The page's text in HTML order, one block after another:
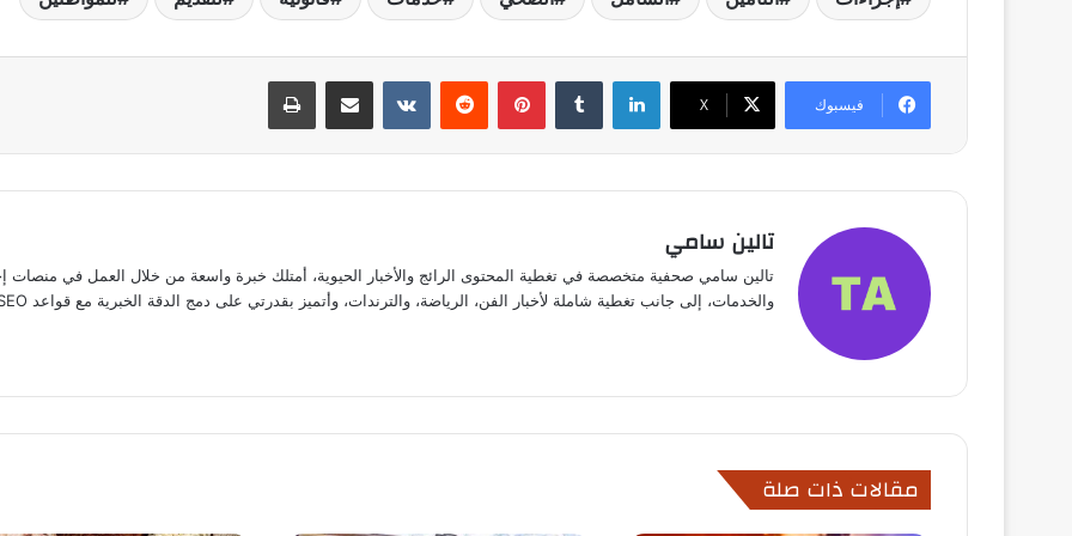
فيسبوك X
لينكدإن بينتيريست مشاركة عبر البريد طباعة
تالين سامي
تالين سامي صحفية متخصصة في تغطية المحتوى الرائج والأخبار الحيوية، أمتلك خبرة واسعة من خلال العمل في منصات
والخدمات، إلى جانب تغطية شاملة لأخبار الفن، الرياضة، والترندات، وأتميز بقدرتي على دمج الدقة الخبرية مع قواعد SEO لضمان تقديم محتوى يتصدر اهتمامات القراء
مقالات ذات صلة